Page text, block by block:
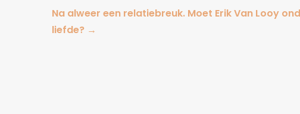
Na alweer een relatiebreuk. Moet Erik Van Looy
liefde? →